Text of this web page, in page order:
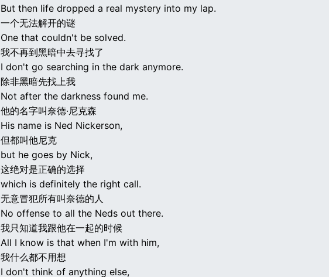
But then life dropped a real mystery into my lap.
一个无法解开的谜
One that couldn't be solved.
我不再到黑暗中去寻找了
I don't go searching in the dark anymore.
除非黑暗先找上我
Not after the darkness found me.
他的名字叫奈德·尼克森
His name is Ned Nickerson,
但都叫他尼克
but he goes by Nick,
这绝对是正确的选择
which is definitely the right call.
无意冒犯所有叫奈德的人
No offense to all the Neds out there.
我只知道我跟他在一起的时候
All I know is that when I'm with him,
我什么都不用想
I don't think of anything else,